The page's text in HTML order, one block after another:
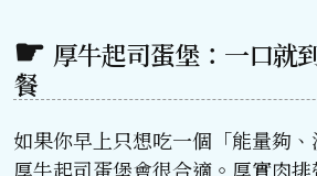
厚牛起司蛋堡：一口就
餐
如果你早上只想吃一個「能量夠、
厚牛起司蛋堡會很合適。厚實肉